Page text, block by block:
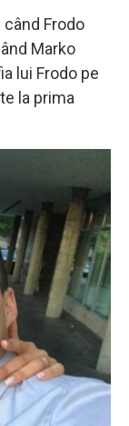
Frodo
Marko
lui Frodo pe
la prima